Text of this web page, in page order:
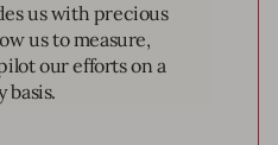
us with precious
us to measure,
our efforts on a
basis.